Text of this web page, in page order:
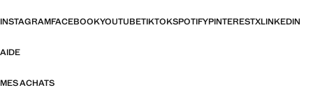
INSTAGRAMFACEBOOKYOUTUBETIKTOKSPOTIFYPINTERESTXLINKEDIN
AIDE
MES ACHATS